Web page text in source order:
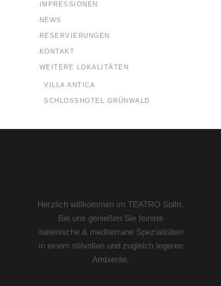
.IMPRESSIONEN
.NEWS
.RESERVIERUNGEN
.KONTAKT
.WEITERE LOKALITÄTEN
VILLA ANTICA
SCHLOSSHOTEL GRÜNWALD
Herzlich willkommen im TEATRO Solln.
Bei uns genießen Sie feinste
italienische & mediterrane Spezialitäten
in einem stilvollen und zugleich legeren
Ambiente.